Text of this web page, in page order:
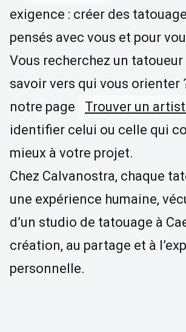
exigence : créer des
pensés avec vous et pour
Vous recherchez un tatoueur
savoir vers qui vous orienter
notre page
Trouver un
identifier celui ou celle qui
mieux à votre projet.
Chez Calvanostra, chaque
une expérience humaine,
d’un studio de tatouage à
création, au partage et à
personnelle.